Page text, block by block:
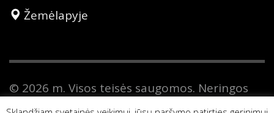
Žemėlapyje
© 2026 m. Visos teisės saugomos. Neringos
sporto mokykla yra savivaldybės biudžetinė